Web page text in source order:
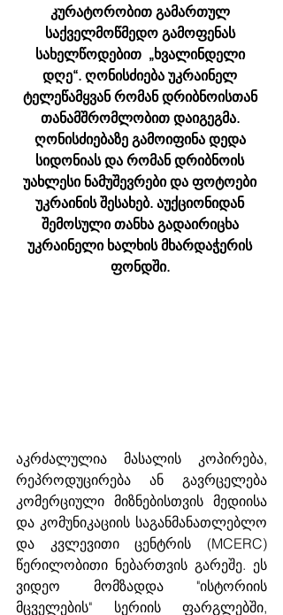
კურატორობით გამართულ
საქველმოწმედო გამოფენას
სახელწოდებით  „ხვალინდელი
დღე“. ღონისძიება უკრაინელ
ტელეწამყვან რომან დრიბნოისთან
თანამშრომლობით დაიგეგმა.
ღონისძიებაზე გამოიფინა დედა
სიდონიას და რომან დრიბნოის
უახლესი ნამუშევრები და ფოტოები
უკრაინის შესახებ. აუქციონიდან
შემოსული თანხა გადაირიცხა
უკრაინელი ხალხის მხარდაჭერის
ფონდში.
აკრძალულია მასალის კოპირება,
რეპროდუცირება ან გავრცელება
კომერციული მიზნებისთვის მედიისა
და კომუნიკაციის საგანმანათლებლო
და კვლევითი ცენტრის (MCERC)
წერილობითი ნებართვის გარეშე. ეს
ვიდეო მომზადდა "ისტორიის
მცველების" სერიის ფარგლებში,